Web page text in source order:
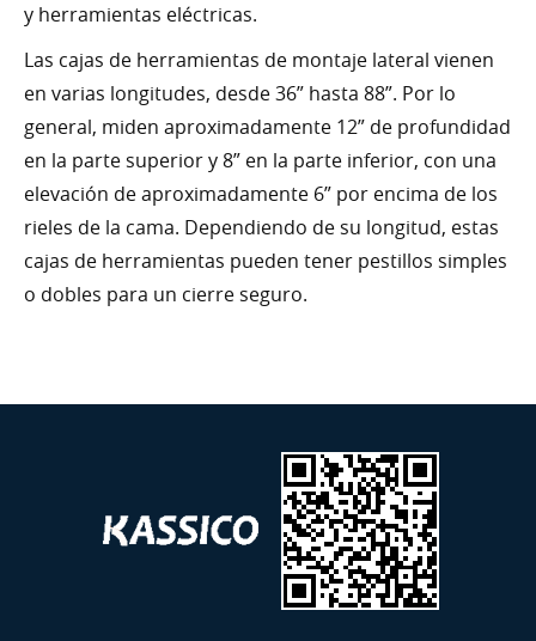
y herramientas eléctricas.
Las cajas de herramientas de montaje lateral vienen
en varias longitudes, desde 36” hasta 88”. Por lo
general, miden aproximadamente 12” de profundidad
en la parte superior y 8” en la parte inferior, con una
elevación de aproximadamente 6” por encima de los
rieles de la cama. Dependiendo de su longitud, estas
cajas de herramientas pueden tener pestillos simples
o dobles para un cierre seguro.